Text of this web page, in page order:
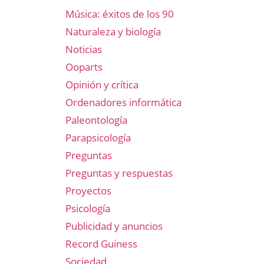
Música: éxitos de los 90
Naturaleza y biología
Noticias
Ooparts
Opinión y crítica
Ordenadores informática
Paleontología
Parapsicología
Preguntas
Preguntas y respuestas
Proyectos
Psicología
Publicidad y anuncios
Record Guiness